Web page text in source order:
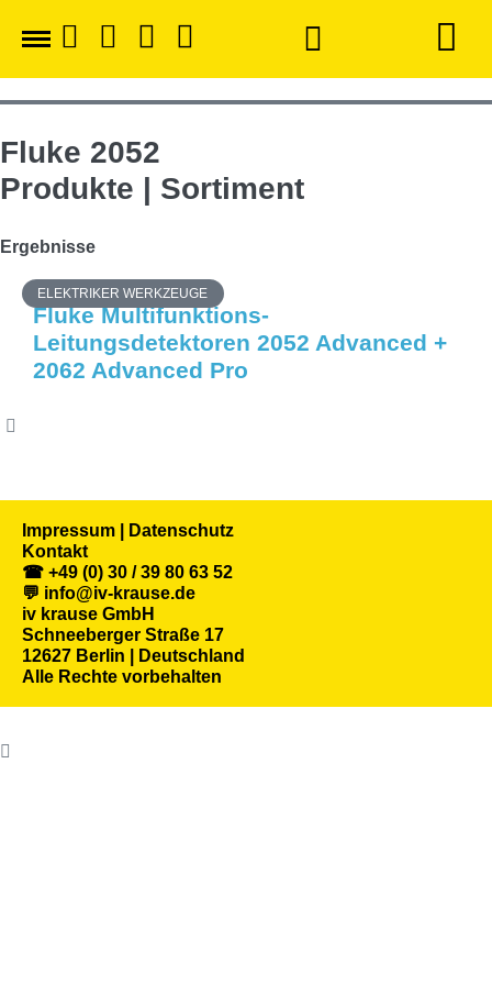
Fluke 2052
Produkte | Sortiment
Ergebnisse
ELEKTRIKER WERKZEUGE
Fluke Multifunktions-
Leitungsdetektoren 2052 Advanced +
2062 Advanced Pro
Impressum | Datenschutz
Kontakt
☎ +49 (0) 30 / 39 80 63 52
💬 info@iv-krause.de
iv krause GmbH
Schneeberger Straße 17
12627 Berlin | Deutschland
Alle Rechte vorbehalten